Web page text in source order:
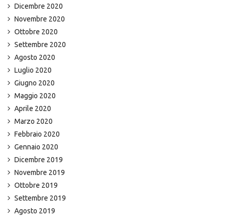
Dicembre 2020
Novembre 2020
Ottobre 2020
Settembre 2020
Agosto 2020
Luglio 2020
Giugno 2020
Maggio 2020
Aprile 2020
Marzo 2020
Febbraio 2020
Gennaio 2020
Dicembre 2019
Novembre 2019
Ottobre 2019
Settembre 2019
Agosto 2019